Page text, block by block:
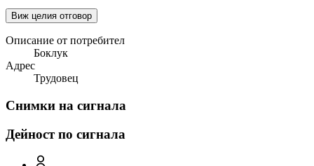
Виж целия отговор
Описание от потребител
Боклук
Адрес
Трудовец
Снимки на сигнала
Дейност по сигнала